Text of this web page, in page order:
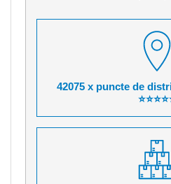
42075 x puncte de